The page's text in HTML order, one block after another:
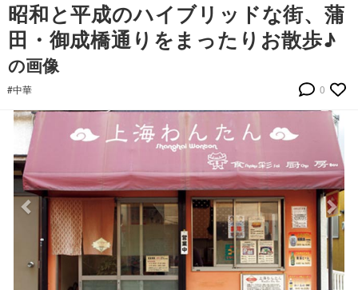
昭和と平成のハイブリッドな街、蒲
田・御成橋通りをまったりお散歩♪
の画像
#中華 0